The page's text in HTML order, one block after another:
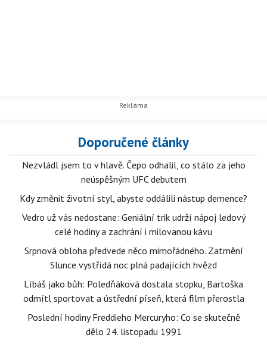
Doporučené články
Nezvládl jsem to v hlavě. Čepo odhalil, co stálo za jeho
neúspěšným UFC debutem
Kdy změnit životní styl, abyste oddálili nástup demence?
Vedro už vás nedostane: Geniální trik udrží nápoj ledový
celé hodiny a zachrání i milovanou kávu
Srpnová obloha předvede něco mimořádného. Zatmění
Slunce vystřídá noc plná padajících hvězd
Líbáš jako bůh: Poledňáková dostala stopku, Bartoška
odmítl sportovat a ústřední píseň, která film přerostla
Poslední hodiny Freddieho Mercuryho: Co se skutečně
dělo 24. listopadu 1991